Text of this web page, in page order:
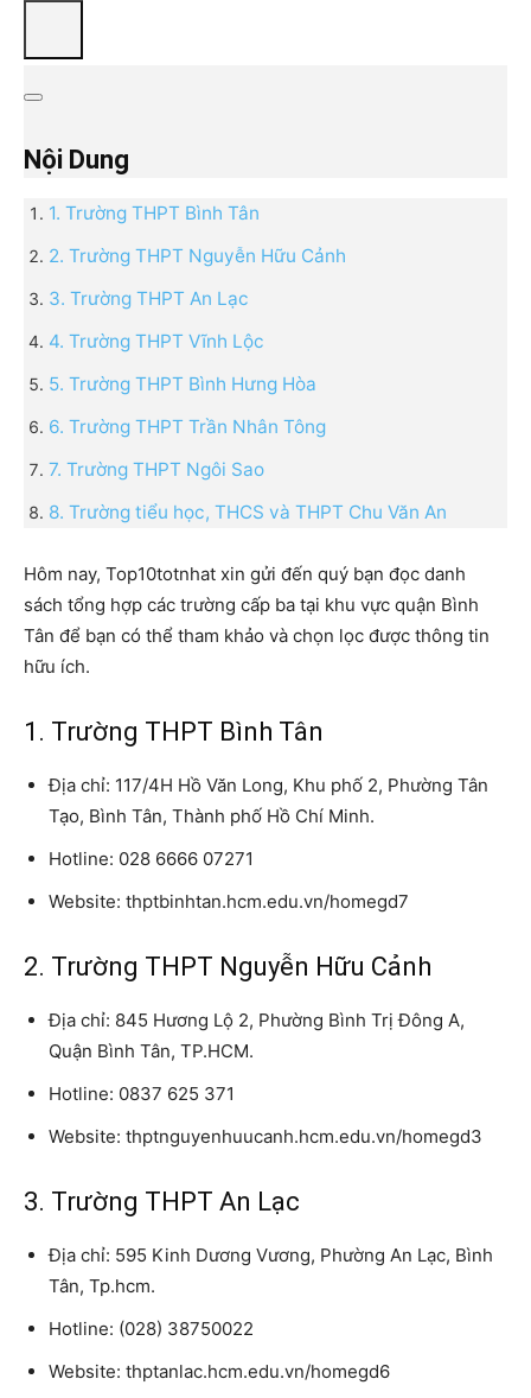
Nội Dung
1. Trường THPT Bình Tân
2. Trường THPT Nguyễn Hữu Cảnh
3. Trường THPT An Lạc
4. Trường THPT Vĩnh Lộc
5. Trường THPT Bình Hưng Hòa
6. Trường THPT Trần Nhân Tông
7. Trường THPT Ngôi Sao
8. Trường tiểu học, THCS và THPT Chu Văn An
Hôm nay, Top10totnhat xin gửi đến quý bạn đọc danh
sách tổng hợp các trường cấp ba tại khu vực quận Bình
Tân để bạn có thể tham khảo và chọn lọc được thông tin
hữu ích.
1. Trường THPT Bình Tân
Địa chỉ: 117/4H Hồ Văn Long, Khu phố 2, Phường Tân
Tạo, Bình Tân, Thành phố Hồ Chí Minh.
Hotline: 028 6666 07271
Website: thptbinhtan.hcm.edu.vn/homegd7
2. Trường THPT Nguyễn Hữu Cảnh
Địa chỉ: 845 Hương Lộ 2, Phường Bình Trị Đông A,
Quận Bình Tân, TP.HCM.
Hotline: 0837 625 371
Website: thptnguyenhuucanh.hcm.edu.vn/homegd3
3. Trường THPT An Lạc
Địa chỉ: 595 Kinh Dương Vương, Phường An Lạc, Bình
Tân, Tp.hcm.
Hotline: (028) 38750022
Website: thptanlac.hcm.edu.vn/homegd6